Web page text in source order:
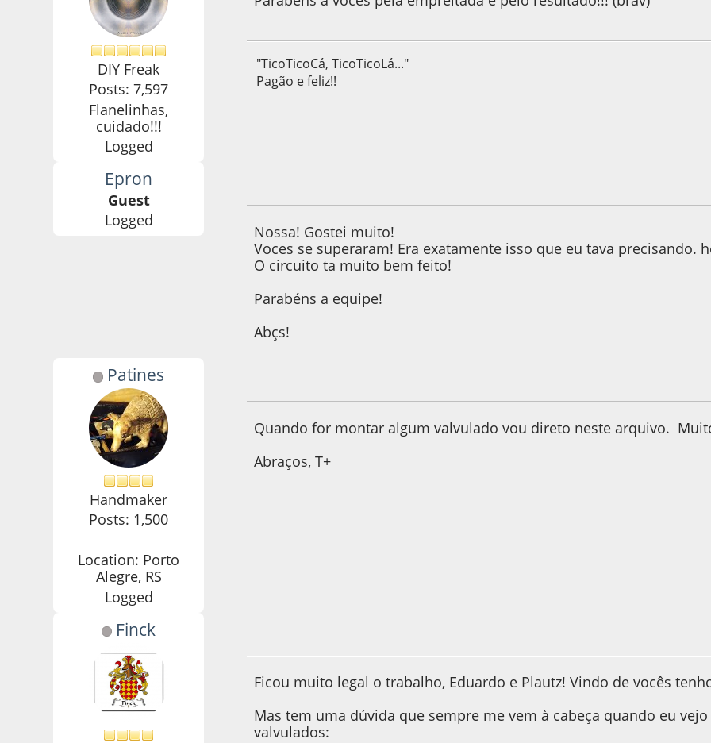
DIY Freak
Posts: 7,597
Flanelinhas,
cuidado!!!
Logged
"TicoTicoCá, TicoTicoLá..."
Pagão e feliz!!
Epron
Guest
Logged
Nossa! Gostei muito!
Voces se superaram! Era exatamente isso que eu tava precisando.
O circuito ta muito bem feito!
Parabéns a equipe!
Abçs!
Patines
Handmaker
Posts: 1,500
Location: Porto
Alegre, RS
Logged
Quando for montar algum valvulado vou direto neste arquivo.
Abraços, T+
Finck
Ficou muito legal o trabalho, Eduardo e Plautz! Vindo de vocês
Mas tem uma dúvida que sempre me vem à cabeça quando eu
valvulados: